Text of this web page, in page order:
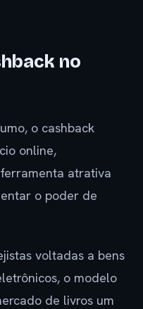
no
o cashback
online,
atrativa
o poder de
voltadas a bens
o modelo
de livros um